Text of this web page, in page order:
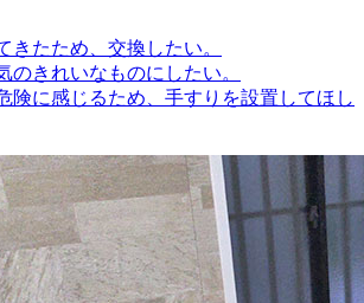
きたため、交換したい。
のきれいなものにしたい。
険に感じるため、手すりを設置してほし